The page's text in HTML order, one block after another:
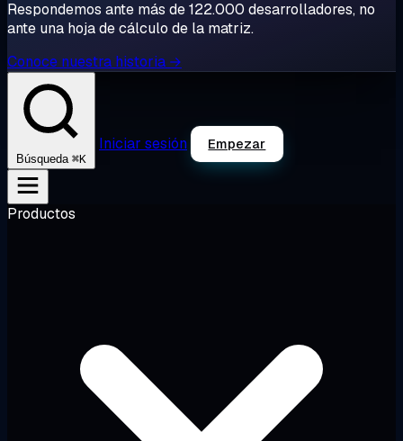
Respondemos ante más de 122.000 desarrolladores, no
ante una hoja de cálculo de la matriz.
Conoce nuestra historia →
Búsqueda ⌘K
Iniciar sesión Empezar
Productos